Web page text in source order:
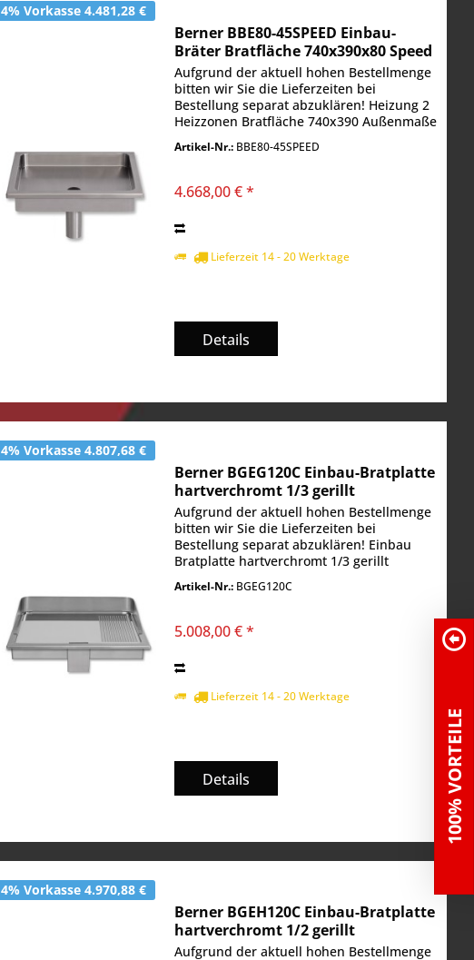
4% Vorkasse 4.481,28 €
Berner BBE80-45SPEED Einbau-
Bräter Bratfläche 740x390x80 Speed
Aufgrund der aktuell hohen Bestellmenge
bitten wir Sie die Lieferzeiten bei
Bestellung separat abzuklären! Heizung 2
Heizzonen Bratfläche 740x390 Außenmaße
Volt 400 V, Leistung in kW 9,6 kW
Artikel-Nr.:BBE80-45SPEED
4.668,00 € *
Lieferzeit 14 - 20 Werktage
Details
4% Vorkasse 4.807,68 €
Berner BGEG120C Einbau-Bratplatte
hartverchromt 1/3 gerillt
Aufgrund der aktuell hohen Bestellmenge
bitten wir Sie die Lieferzeiten bei
Bestellung separat abzuklären! Einbau
Bratplatte hartverchromt 1/3 gerillt
Temperaturbereich 50° - 250° 3 Heizzonen
Artikel-Nr.:BGEG120C
5.008,00 € *
Lieferzeit 14 - 20 Werktage
Details
4% Vorkasse 4.970,88 €
Berner BGEH120C Einbau-Bratplatte
hartverchromt 1/2 gerillt
Aufgrund der aktuell hohen Bestellmenge
100% VORTEILE